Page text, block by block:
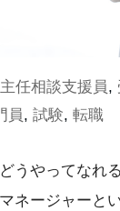
主任相談支援員,
員, 試験, 転職
うやってなれ
ネージャーと